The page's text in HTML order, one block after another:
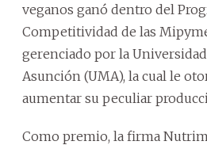
veganos ganó dentro del
Competitividad de las
gerenciado por la
Asunción (UMA), la cual le
aumentar su peculiar
Como premio, la firma